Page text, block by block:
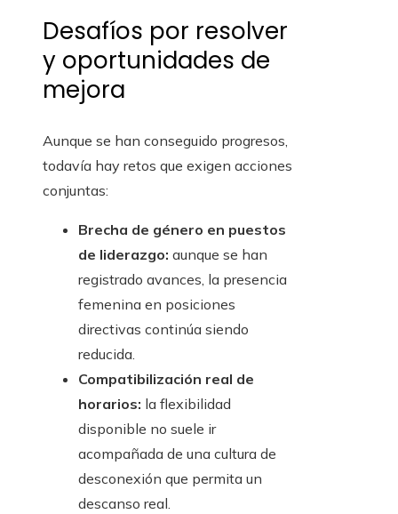
Desafíos por resolver
y oportunidades de
mejora
Aunque se han conseguido progresos,
todavía hay retos que exigen acciones
conjuntas:
Brecha de género en puestos
de liderazgo: aunque se han
registrado avances, la presencia
femenina en posiciones
directivas continúa siendo
reducida.
Compatibilización real de
horarios: la flexibilidad
disponible no suele ir
acompañada de una cultura de
desconexión que permita un
descanso real.